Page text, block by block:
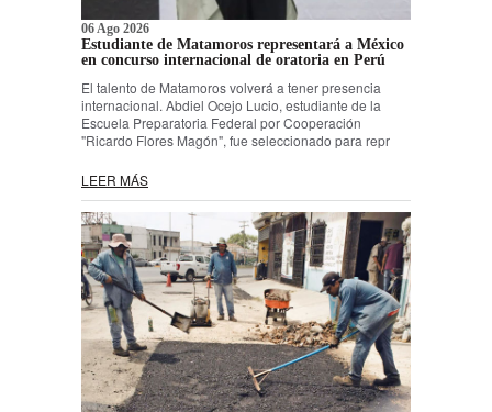
06 Ago 2026
Estudiante de Matamoros representará a México
en concurso internacional de oratoria en Perú
El talento de Matamoros volverá a tener presencia
internacional. Abdiel Ocejo Lucio, estudiante de la
Escuela Preparatoria Federal por Cooperación
"Ricardo Flores Magón", fue seleccionado para repr
LEER MÁS